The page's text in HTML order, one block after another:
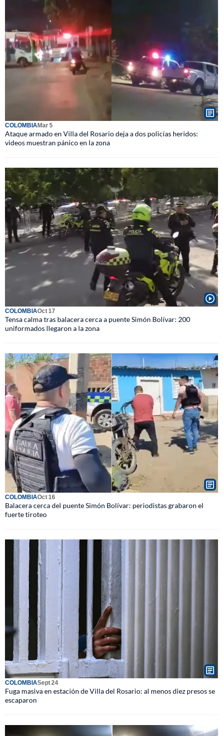
COLOMBIAMar 5
Ataque armado en Villa del Rosario deja a dos policías heridos:
videos muestran pánico en la zona
COLOMBIAOct 17
Tensa calma tras balacera cerca a puente Simón Bolívar: 200
uniformados llegaron a la zona
COLOMBIAOct 16
Balacera cerca del puente Simón Bolívar: periodistas grabaron el
fuerte tiroteo
COLOMBIASept 24
Fuga masiva en estación de Villa del Rosario: al menos diez presos se
escaparon